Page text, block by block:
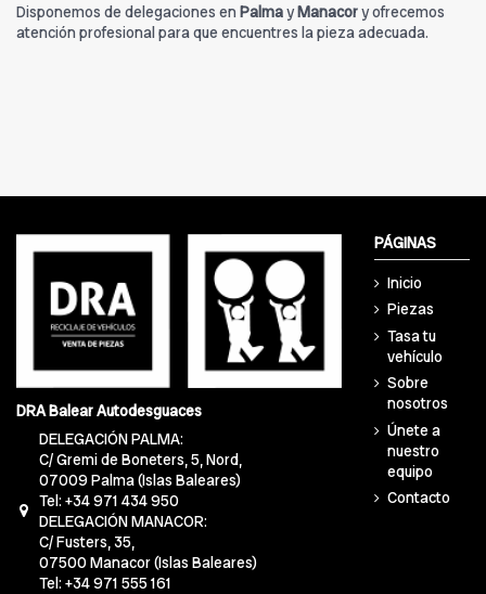
Disponemos de delegaciones en PalmayManacory ofrecemos
atención profesional para que encuentres la pieza adecuada.
DRA Balear Autodesguaces
DELEGACIÓN PALMA:
C/ Gremi de Boneters, 5, Nord,
07009 Palma (Islas Baleares)
Tel: +34 971 434 950
DELEGACIÓN MANACOR:
C/ Fusters, 35,
07500 Manacor (Islas Baleares)
Tel: +34 971 555 161
PÁGINAS
Inicio
Piezas
Tasa tu
vehículo
Sobre
nosotros
Únete a
nuestro
equipo
Contacto